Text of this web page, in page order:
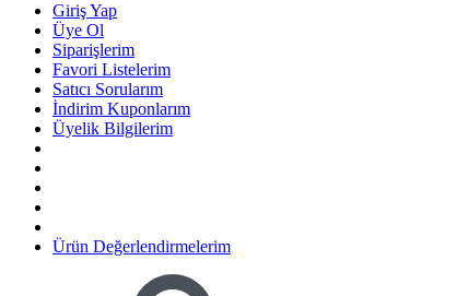
Giriş Yap
Üye Ol
Siparişlerim
Favori Listelerim
Satıcı Sorularım
İndirim Kuponlarım
Üyelik Bilgilerim
Ürün Değerlendirmelerim